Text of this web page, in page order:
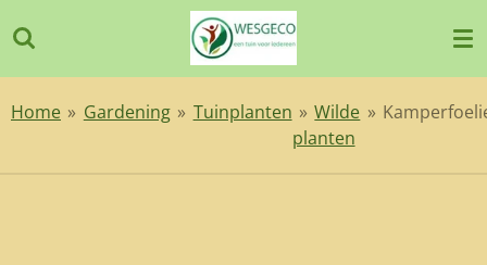
direct
naar
hoofdinhoud
Home » Gardening » Tuinplanten » Wilde
planten
»